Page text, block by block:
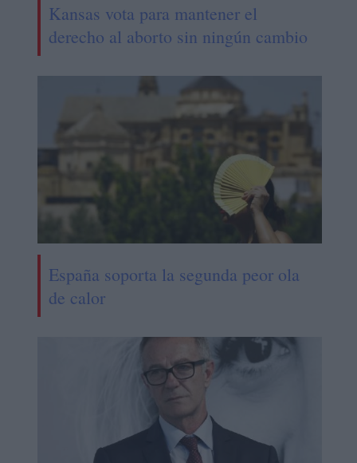
Kansas vota para mantener el
derecho al aborto sin ningún cambio
España soporta la segunda peor ola
de calor